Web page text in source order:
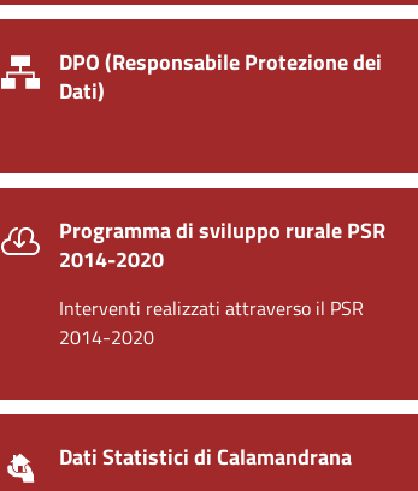
DPO (Responsabile Protezione dei
Dati)
Programma di sviluppo rurale PSR
2014-2020
Interventi realizzati attraverso il PSR
2014-2020
Dati Statistici di Calamandrana